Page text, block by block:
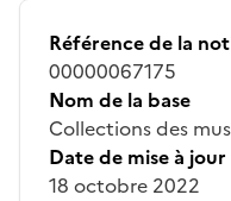
Référence de la
00000067175
Nom de la base
Collections des
Date de mise à jour
18 octobre 2022